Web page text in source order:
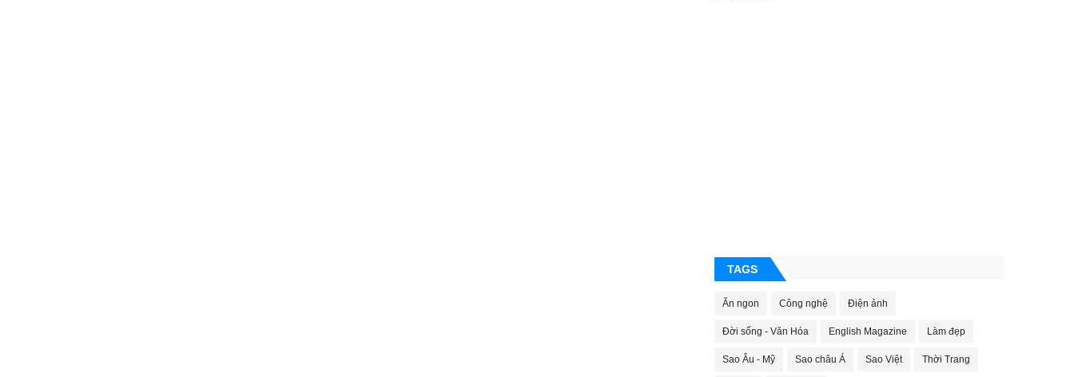
TAGS
Ăn ngon Công nghệ Điện ảnh
Đời sống - Văn Hóa English Magazine Làm đẹp
Sao Âu - Mỹ Sao châu Á Sao Việt Thời Trang